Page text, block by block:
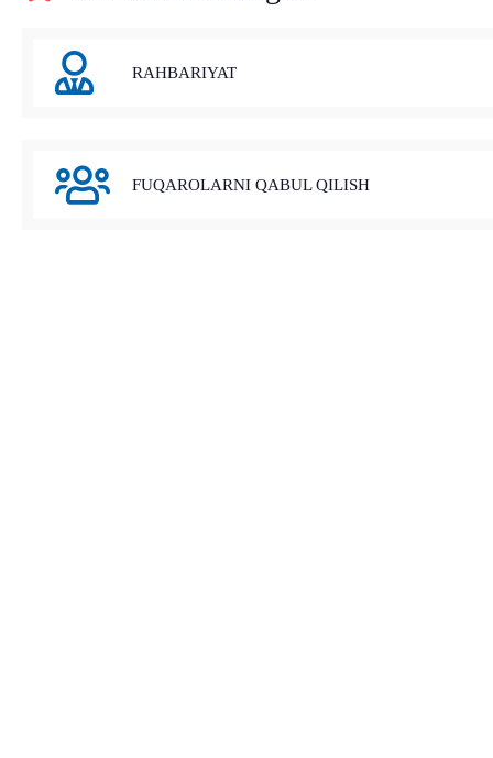
RAHBARIYAT
FUQAROLARNI QABUL QILISH